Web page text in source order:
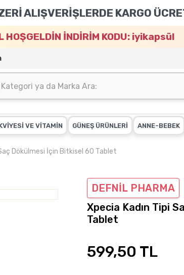
ALIŞVERİŞLERDE KARGO
HOŞGELDİN İNDİRİM KODU: iyikapsül
VE VİTAMİN GÜNEŞ ÜRÜNLERİ ANNE-BEBEK
Dökülmesi İçin Bitkisel 60 Tablet
DEFNİL PHARMA
Xpecia Kadın Tipi
Tablet
599,50 TL